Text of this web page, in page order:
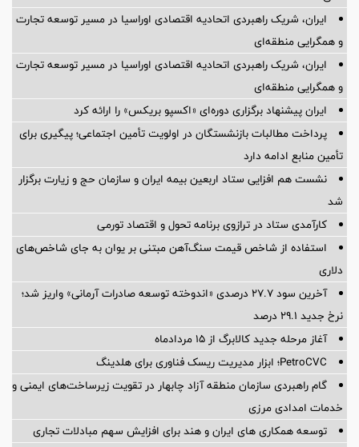
ایران، شریک راهبردی اتحادیه اقتصادی اوراسیا در مسیر توسعه تجارت
و همگرایی منطقه‌ای
ایران، شریک راهبردی اتحادیه اقتصادی اوراسیا در مسیر توسعه تجارت
و همگرایی منطقه‌ای
ایران پیشنهاد برگزاری دوره‌ای «اکسپو بریکس» را ارائه کرد
پرداخت مطالبات بازنشستگان در اولویت تأمین اجتماعی؛ پیگیری برای
تأمین منابع ادامه دارد
نشست هم افزایی ستاد اربعین بیمه ایران و سازمان حج و زیارت برگزار
شد
کارآمدی ستاد در ترازوی برنامه تحول و اقتصاد تورمی
استفاده از شاخص قیمت سنگ‌آهن مبتنی بر یوان به جای شاخص‌های
دلاری
آخرین سود ۲۷.۷ درصدی «اندوخته توسعه صادرات آرمانی» واریز شد؛
نرخ جدید ۲۹.۱ درصد
آغاز مرحله جدید کالابرگ از ۱۵ مردادماه
PetroCVC؛ ابزار مدیریت ریسک فناوری برای هلدینگ
گام راهبردی سازمان منطقه آزاد چابهار در تقویت زیرساخت‌های ایمنی و
خدمات امدادی مرزی
توسعه همکاری های ایران و هند برای افزایش سهم مبادلات تجاری